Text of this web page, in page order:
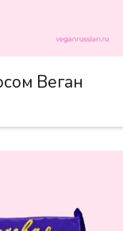
Веган